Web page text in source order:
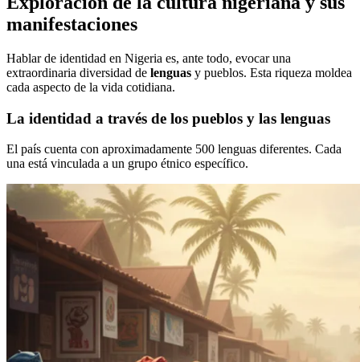
manifestaciones
Hablar de identidad en Nigeria es, ante todo, evocar una
extraordinaria diversidad de lenguas y pueblos. Esta riqueza moldea
cada aspecto de la vida cotidiana.
La identidad a través de los pueblos y las lenguas
El país cuenta con aproximadamente 500 lenguas diferentes. Cada
una está vinculada a un grupo étnico específico.